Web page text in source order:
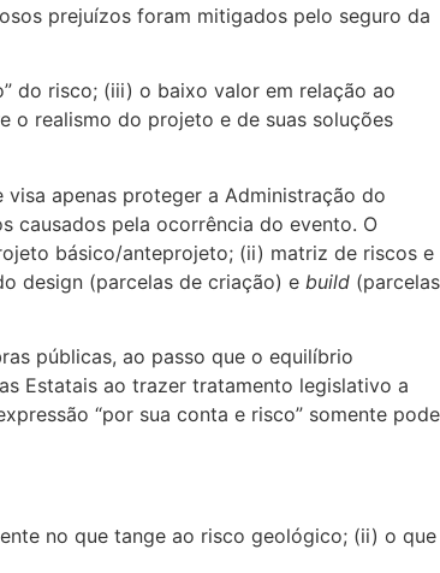
prejuízos foram mitigados pelo seguro da
do risco; (iii) o baixo valor em relação ao
o realismo do projeto e de suas soluções
apenas proteger a Administração do
causados pela ocorrência do evento. O
básico/anteprojeto; (ii) matriz de riscos e
design (parcelas de criação) e build (parcelas
públicas, ao passo que o equilíbrio
Estatais ao trazer tratamento legislativo a
“por sua conta e risco” somente pode
no que tange ao risco geológico; (ii) o que